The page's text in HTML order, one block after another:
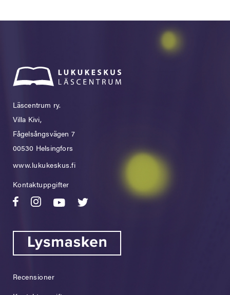
Läscentrum ry.
Villa Kivi,
Fågelsångsvägen 7
00530 Helsingfors
www.lukukeskus.fi
Kontaktuppgifter
Recensioner